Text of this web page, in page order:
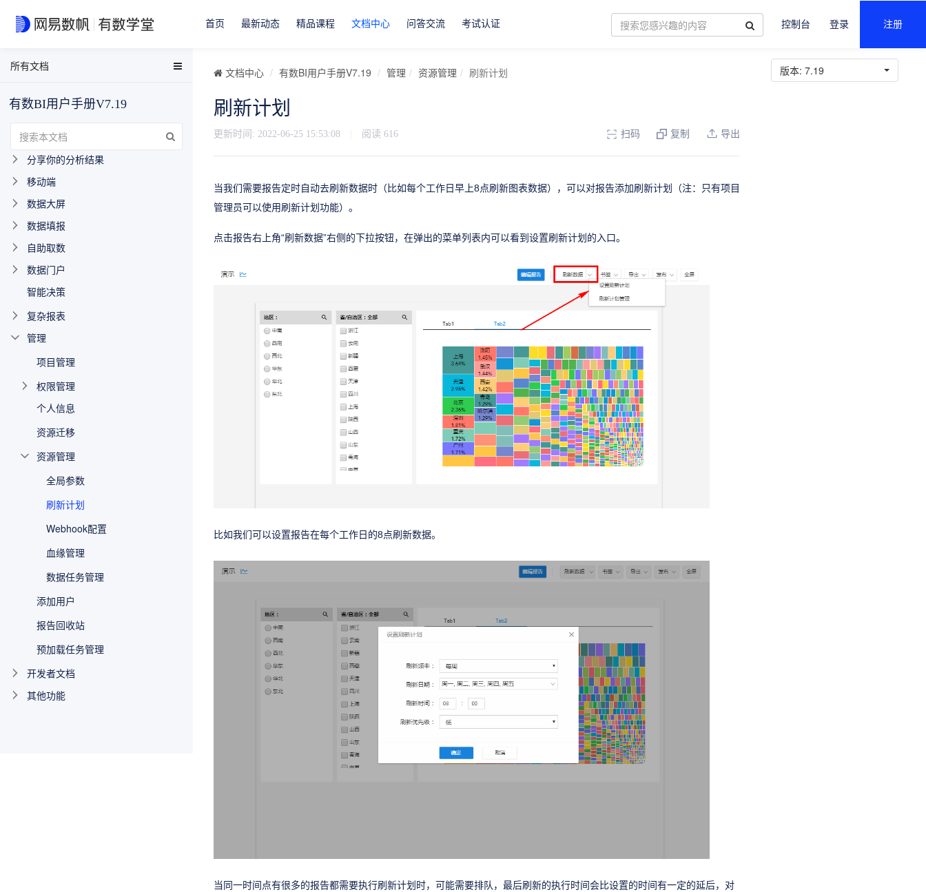
首页 最新动态 精品课程 文档中心 问答交流 考试认证 控制台 登录 注册
文档中心 有数BI用户手册V7.19 管理 资源管理 刷新计划
刷新计划
更新时间: 2022-06-25 15:53:08 阅读 616 扫码 复制 导出
当我们需要报告定时自动去刷新数据时（比如每个工作日早上8点刷新图表数据），可以对报告添加刷新计划（注：只有项目
管理员可以使用刷新计划功能）。
点击报告右上角“刷新数据”右侧的下拉按钮，在弹出的菜单列表内可以看到设置刷新计划的入口。
比如我们可以设置报告在每个工作日的8点刷新数据。
当同一时间点有很多的报告都需要执行刷新计划时，可能需要排队，最后刷新的执行时间会比设置的时间有一定的延后，对
所有文档
EasyData用户手册
数据分析与可视化用户手册
有数BI FAQ
EasyStream用户手册
NDH用户手册
有数BI用户手册V7.19
最近版本更新
快速入门-用户篇
数据分析和可视化
分享你的分析结果
移动端
数据大屏
数据填报
自助取数
数据门户
智能决策
复杂报表
管理
项目管理
权限管理
个人信息
资源迁移
资源管理
全局参数
刷新计划
Webhook配置
血缘管理
数据任务管理
添加用户
报告回收站
预加载任务管理
开发者文档
其他功能
版本: